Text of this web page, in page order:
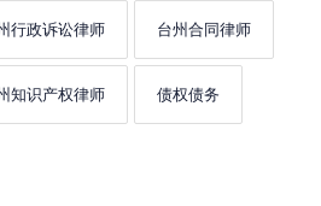
行政诉讼律师 台州合同律师
知识产权律师 债权债务